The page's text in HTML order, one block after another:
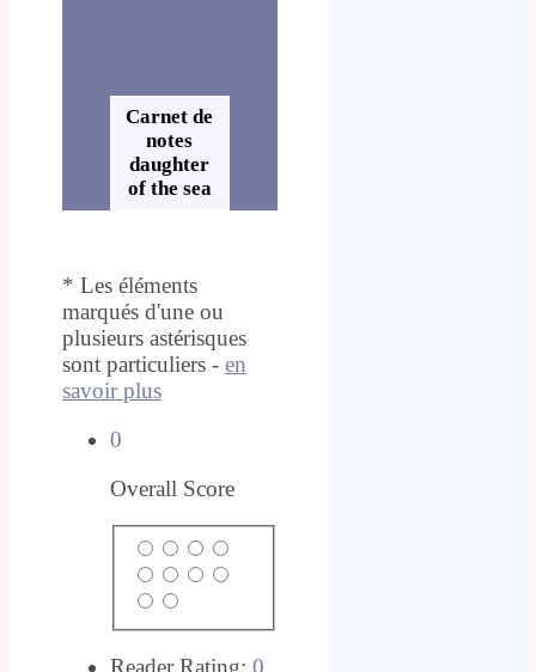
Carnet de
notes
daughter
of the sea
* Les éléments
marqués d'une ou
plusieurs astérisques
sont particuliers - en
savoir plus
0
Overall Score
Reader Rating: 0